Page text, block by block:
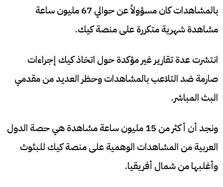
بالمشاهدات كان مسؤولاً عن حوالي 67 مليون ساعة
مشاهدة شهرية متكررة على منصة كيك.
انتشرت عدة تقارير غير مؤكدة حول اتخاذ كيك إجراءات
صارمة ضد التلاعب بالمشاهدات وحظر العديد من مقدمي
البث المباشر.
ونجد أن أكثر من 15 مليون ساعة مشاهدة هي حصة الدول
العربية من المشاهدات الوهمية على منصة كيك للبثوث
وأغلبها من شمال أفريقيا.